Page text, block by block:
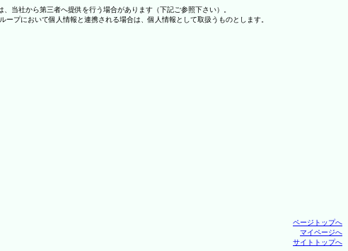
当社から第三者へ提供を行う場合があります（下記ご参照下さい）。
プにおいて個人情報と連携される場合は、個人情報として取扱うものとします。
ページトップへ
マイページへ
サイトトップへ